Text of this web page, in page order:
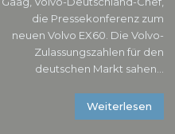
die Pressekonferenz zum
neuen Volvo EX60. Die Volvo-
Zulassungszahlen für den
deutschen Markt sahen...
Weiterlesen